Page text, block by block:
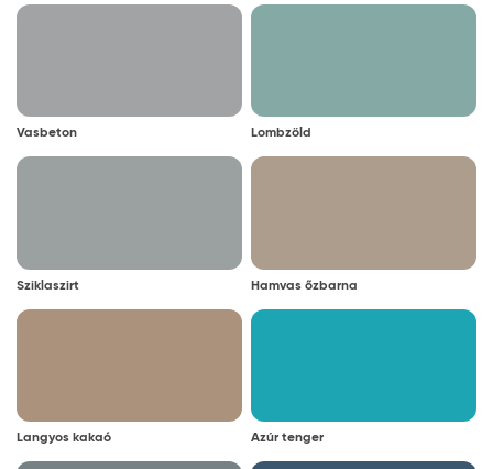
Vasbeton Lombzöld
Sziklaszirt Hamvas őzbarna
Langyos kakaó Azúr tenger